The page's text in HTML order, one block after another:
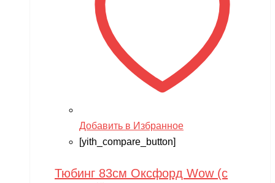
Добавить в Избранное
[yith_compare_button]
Тюбинг 83см Оксфорд Wow (с